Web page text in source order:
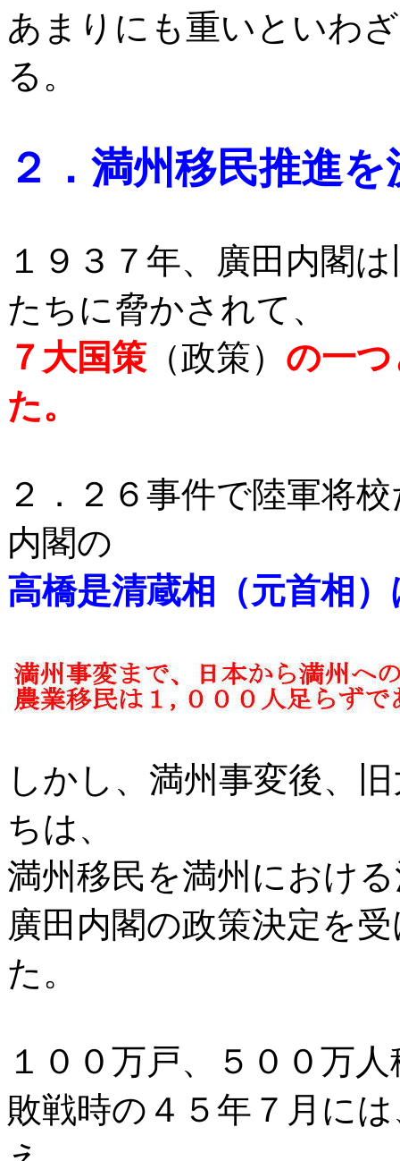
あまりにも重いといわ
る。
２．満州移民推進を
１９３７年、廣田内閣
たちに脅かされて、
７大国策 （政策） の一
た。
２．２６事件で陸軍将
内閣の
高橋是清蔵相（元首相
しかし、満州事変後、
ちは、
満州移民を満州におけ
廣田内閣の政策決定を
た。
１００万戸、５００万
敗戦時の４５年７月に